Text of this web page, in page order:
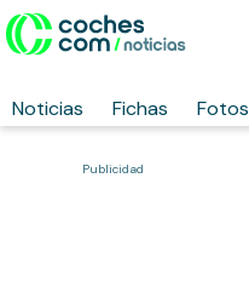
Noticias Fichas Fotos
Publicidad